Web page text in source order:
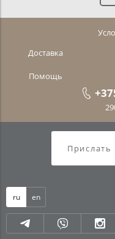
Доставка
Помощь
ru en